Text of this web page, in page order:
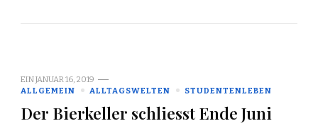
EINJANUAR 16, 2019
ALLGEMEIN
ALLTAGSWELTEN STUDENTENLEBEN
Der Bierkeller schliesst Ende Juni